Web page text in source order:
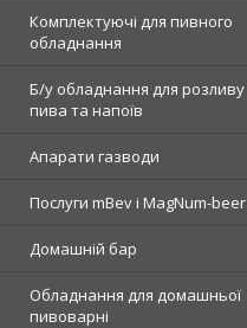
Комплектуючі для пивного
обладнання
Б/у обладнання для розливу
пива та напоїв
Апарати газводи
Послуги mBev і MagNum-beer
Домашній бар
Обладнання для домашньої
пивоварні